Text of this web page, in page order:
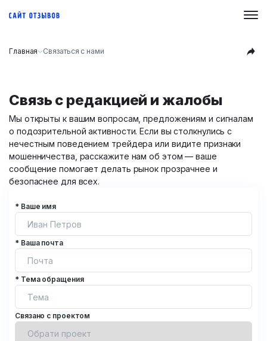
Главная Связаться с нами
Связь с редакцией и жалобы
Мы открыты к вашим вопросам, предложениям и сигналам
о подозрительной активности. Если вы столкнулись с
нечестным поведением трейдера или видите признаки
мошенничества, расскажите нам об этом — ваше
сообщение помогает делать рынок прозрачнее и
безопаснее для всех.
* Ваше имя
* Ваша почта
* Тема обращения
Связано с проектом